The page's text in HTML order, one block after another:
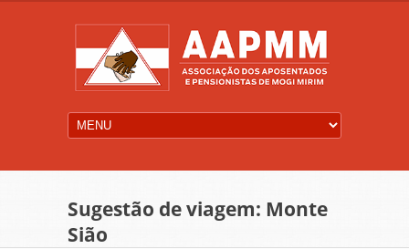
Sugestão de viagem: Monte
Sião